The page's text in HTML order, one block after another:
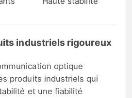
industriels rigoureux
optique
produits industriels qui
et une fiabilité